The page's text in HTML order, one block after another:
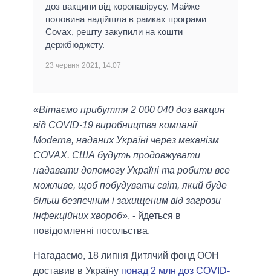
доз вакцини від коронавірусу. Майже
половина надійшла в рамках програми
Covax, решту закупили на кошти
держбюджету.
23 червня 2021, 14:07
«Вітаємо прибуття 2 000 040 доз вакцин
від COVID-19 виробництва компанії
Moderna, наданих Україні через механізм
COVAX. США будуть продовжувати
надавати допомогу Україні та робити все
можливе, щоб побудувати світ, який буде
більш безпечним і захищеним від загрози
інфекційних хвороб», - йдеться в
повідомленні посольства.
Нагадаємо, 18 липня Дитячий фонд ООН
доставив в Україну понад 2 млн доз COVID-